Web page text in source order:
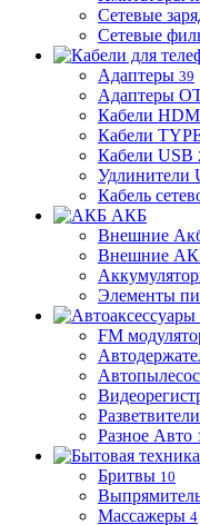
Сетевые
Сетевые
Адаптеры 39
Адаптеры
Кабели
Кабели
Кабели USB
Удлинители
Кабель
АКБ
Внешние
Внешние
Элементы
FM
Разное Авто
Бритвы 10
Массажеры 4